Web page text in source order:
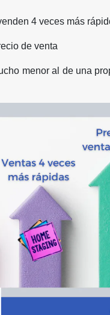
4 veces más
de venta
menor al de una